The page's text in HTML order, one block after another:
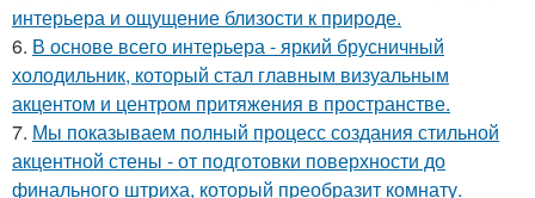
интерьера и ощущение близости к природе.
6. В основе всего интерьера - яркий брусничный
холодильник, который стал главным визуальным
акцентом и центром притяжения в пространстве.
7. Мы показываем полный процесс создания стильной
акцентной стены - от подготовки поверхности до
финального штриха, который преобразит комнату.